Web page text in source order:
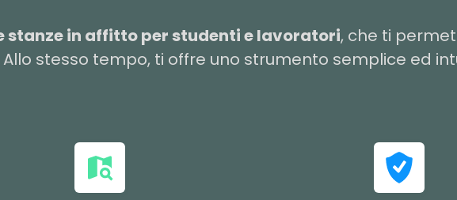
stanze in affitto per studenti e lavoratori, che ti
stesso tempo, ti offre uno strumento semplice ed